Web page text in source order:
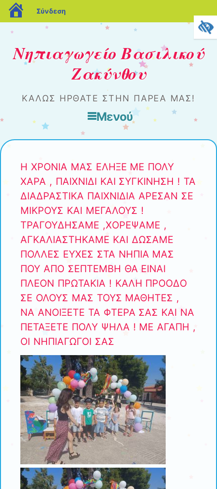
blogs.sch.gr
Σύνδεση
Νηπιαγωγείο Βασιλικού
Ζακύνθου
ΚΑΛΏΣ ΉΡΘΑΤΕ ΣΤΗΝ ΠΑΡΈΑ ΜΑΣ!
Μενού
Μετάβαση στο περιεχόμενο
Η ΧΡΟΝΙΑ ΜΑΣ ΕΛΗΞΕ ΜΕ ΠΟΛΥ
ΧΑΡΑ , ΠΑΙΧΝΙΔΙ ΚΑΙ ΣΥΓΚΙΝΗΣΗ ! ΤΑ
ΔΙΑΔΡΑΣΤΙΚΑ ΠΑΙΧΝΙΔΙΑ ΑΡΕΣΑΝ ΣΕ
ΜΙΚΡΟΥΣ ΚΑΙ ΜΕΓΑΛΟΥΣ !
ΤΡΑΓΟΥΔΗΣΑΜΕ ,ΧΟΡΕΨΑΜΕ ,
ΑΓΚΑΛΙΑΣΤΗΚΑΜΕ ΚΑΙ ΔΩΣΑΜΕ
ΠΟΛΛΕΣ ΕΥΧΕΣ ΣΤΑ ΝΗΠΙΑ ΜΑΣ
ΠΟΥ ΑΠΟ ΣΕΠΤΕΜΒΗ ΘΑ ΕΙΝΑΙ
ΠΛΕΟΝ ΠΡΩΤΑΚΙΑ ! ΚΑΛΗ ΠΡΟΟΔΟ
ΣΕ ΟΛΟΥΣ ΜΑΣ ΤΟΥΣ ΜΑΘΗΤΕΣ ,
ΝΑ ΑΝΟΙΞΕΤΕ ΤΑ ΦΤΕΡΑ ΣΑΣ ΚΑΙ ΝΑ
ΠΕΤΑΞΕΤΕ ΠΟΛΥ ΨΗΛΑ ! ΜΕ ΑΓΑΠΗ ,
ΟΙ ΝΗΠΙΑΓΩΓΟΙ ΣΑΣ